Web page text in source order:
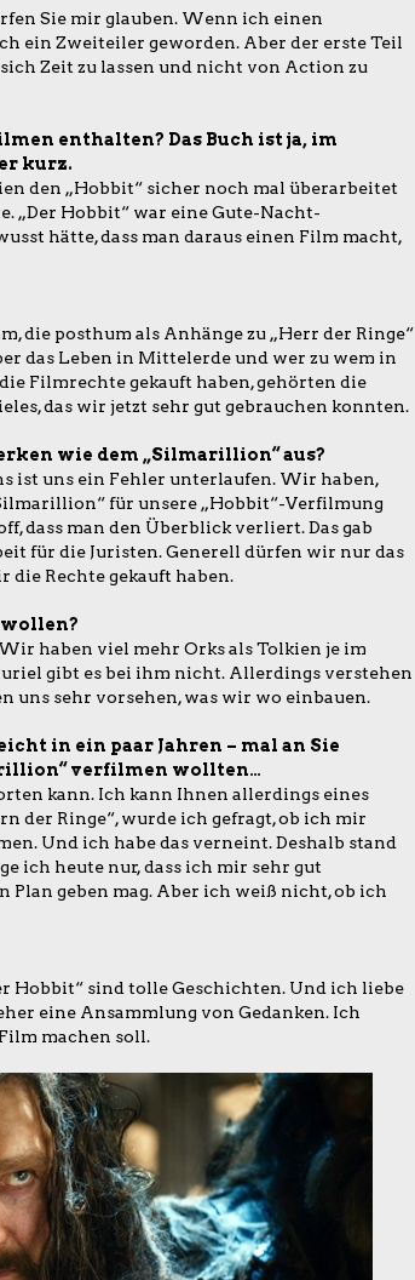
Sie mir glauben. Wenn ich einen
ein Zweiteiler geworden. Aber der erste Teil
Zeit zu lassen und nicht von Action zu
enthalten? Das Buch ist ja, im
kurz.
den „Hobbit“ sicher noch mal überarbeitet
„Der Hobbit“ war eine Gute-Nacht-
hätte, dass man daraus einen Film macht,
die posthum als Anhänge zu „Herr der Ringe“
das Leben in Mittelerde und wer zu wem in
Filmrechte gekauft haben, gehörten die
das wir jetzt sehr gut gebrauchen konnten.
wie dem „Silmarillion“ aus?
ist uns ein Fehler unterlaufen. Wir haben,
für unsere „Hobbit“-Verfilmung
dass man den Überblick verliert. Das gab
für die Juristen. Generell dürfen wir nur das
die Rechte gekauft haben.
wollen?
haben viel mehr Orks als Tolkien je im
gibt es bei ihm nicht. Allerdings verstehen
uns sehr vorsehen, was wir wo einbauen.
in ein paar Jahren – mal an Sie
verfilmen wollten…
kann. Ich kann Ihnen allerdings eines
der Ringe“, wurde ich gefragt, ob ich mir
Und ich habe das verneint. Deshalb stand
ich heute nur, dass ich mir sehr gut
Plan geben mag. Aber ich weiß nicht, ob ich
Hobbit“ sind tolle Geschichten. Und ich liebe
eine Ansammlung von Gedanken. Ich
machen soll.